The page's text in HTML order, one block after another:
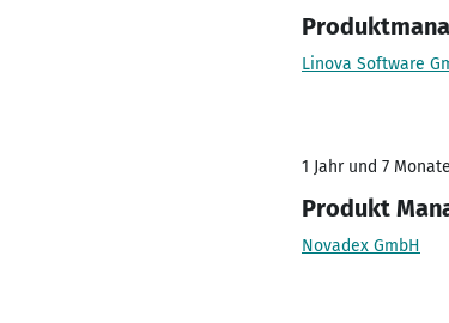
Linova Software
1 Jahr und 7
Produkt
Novadex GmbH